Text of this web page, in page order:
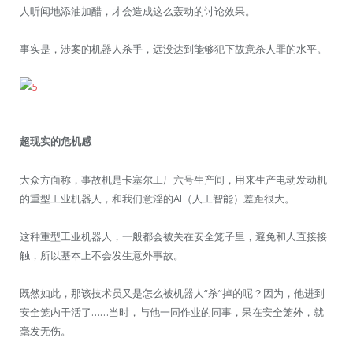
人听闻地添油加醋，才会造成这么轰动的讨论效果。
事实是，涉案的机器人杀手，远没达到能够犯下故意杀人罪的水平。
超现实的危机感
大众方面称，事故机是卡塞尔工厂六号生产间，用来生产电动发动机
的重型工业机器人，和我们意淫的AI（人工智能）差距很大。
这种重型工业机器人，一般都会被关在安全笼子里，避免和人直接接
触，所以基本上不会发生意外事故。
既然如此，那该技术员又是怎么被机器人“杀”掉的呢？因为，他进到
安全笼内干活了……当时，与他一同作业的同事，呆在安全笼外，就
毫发无伤。